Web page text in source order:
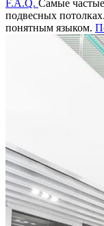
F.A.Q. Самые
подвесных
понятным языком.